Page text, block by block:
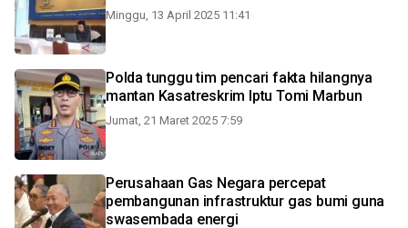
Minggu, 13 April 2025 11:41
Polda tunggu tim pencari fakta hilangnya
mantan Kasatreskrim Iptu Tomi Marbun
Jumat, 21 Maret 2025 7:59
Perusahaan Gas Negara percepat
pembangunan infrastruktur gas bumi guna
swasembada energi